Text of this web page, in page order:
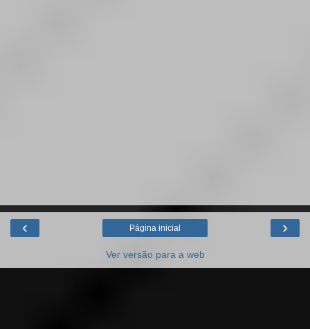
‹ ›
Página inicial
Ver versão para a web